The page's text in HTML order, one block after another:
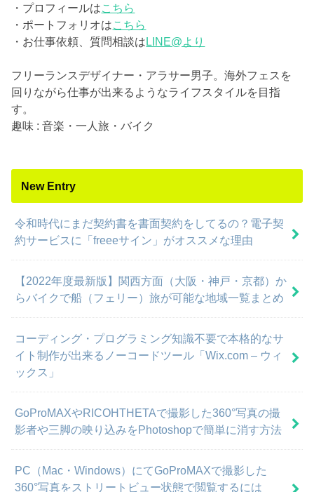
・プロフィールはこちら
・ポートフォリオはこちら
・お仕事依頼、質問相談はLINE@より
フリーランスデザイナー・アラサー男子。海外フェスを
回りながら仕事が出来るようなライフスタイルを目指
す。
趣味 : 音楽・一人旅・バイク
New Entry
令和時代にまだ契約書を書面契約をしてるの？電子契
約サービスに「freeeサイン」がオススメな理由
【2022年度最新版】関西方面（大阪・神戸・京都）か
らバイクで船（フェリー）旅が可能な地域一覧まとめ
コーディング・プログラミング知識不要で本格的なサ
イト制作が出来るノーコードツール「Wix.com – ウィ
ックス」
GoProMAXやRICOHTHETAで撮影した360°写真の撮
影者や三脚の映り込みをPhotoshopで簡単に消す方法
PC（Mac・Windows）にてGoProMAXで撮影した
360°写真をストリートビュー状態で閲覧するには